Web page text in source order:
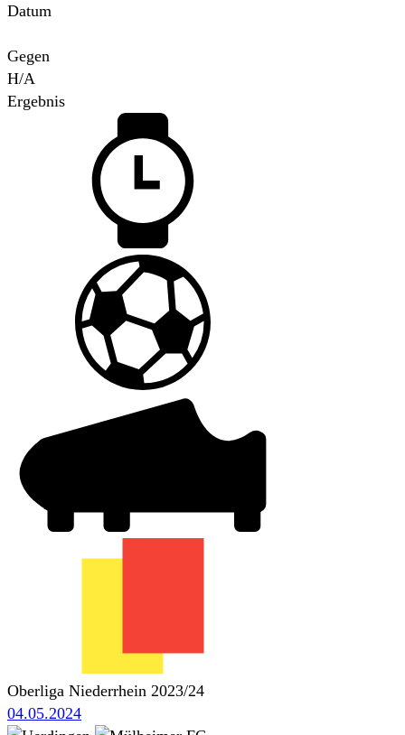
Datum
Gegen
H/A
Ergebnis
Oberliga Niederrhein 2023/24
04.05.2024